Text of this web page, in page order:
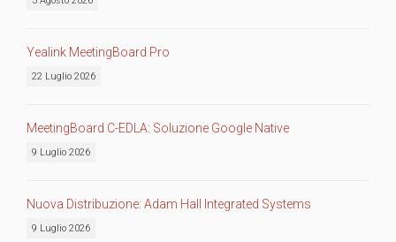
Yealink MeetingBoard Pro
22 Luglio 2026
MeetingBoard C-EDLA: Soluzione Google Native
9 Luglio 2026
Nuova Distribuzione: Adam Hall Integrated Systems
9 Luglio 2026